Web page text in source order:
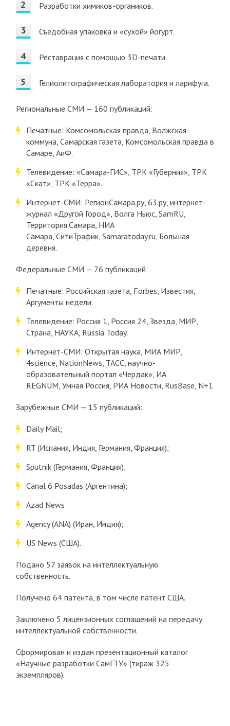
Разработки химиков-органиков.
Съедобная упаковка и «сухой» йогурт.
Реставрация с помощью 3D-печати.
Гелиолитографическая лаборатория и ларифуга.
Региональные СМИ — 160 публикаций:
Печатные: Комсомольская правда, Волжская
коммуна, Самарская газета, Комсомольская правда в
Самаре, АиФ.
Телевидение: «Самара-ГИС», ТРК «Губерния», ТРК
«Скат», ТРК «Терра».
Интернет-СМИ: РегионСамара.ру, 63.ру, интернет-
журнал «Другой Город», Волга Ньюс, SamRU,
Территория.Самара, НИА
Самара, СитиТрафик, Samaratoday.ru, Большая
деревня.
Федеральные СМИ — 76 публикаций:
Печатные: Российская газета, Forbes, Известия,
Аргументы недели.
Телевидение: Россия 1, Россия 24, Звезда, МИР,
Страна, НАУКА, Russia Today.
Интернет-СМИ: Открытая наука, МИА МИР,
4science, NationNews, ТАСС, научно-
образовательный портал «Чердак», ИА
REGNUM, Умная Россия, РИА Новости, RusBase, N+1
Зарубежные СМИ — 15 публикаций:
Daily Mail;
RT (Испания, Индия, Германия, Франция);
Sputnik (Германия, Франция);
Canal 6 Posadas (Аргентина);
Azad News
Agency (ANA) (Иран, Индия);
US News (США).
Подано 57 заявок на интеллектуальную
собственность.
Получено 64 патента, в том числе патент США.
Заключено 5 лицензионных соглашений на передачу
интеллектуальной собственности.
Сформирован и издан презентационный каталог
«Научные разработки СамГТУ» (тираж 325
экземпляров).